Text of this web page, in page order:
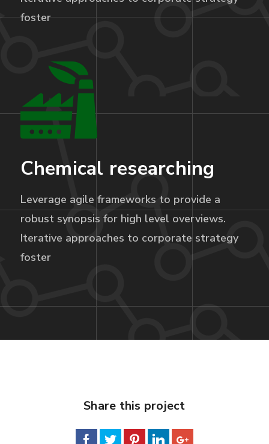
foster
Chemical researching
Leverage agile frameworks to provide a
robust synopsis for high level overviews.
Iterative approaches to corporate strategy
foster
Share this project